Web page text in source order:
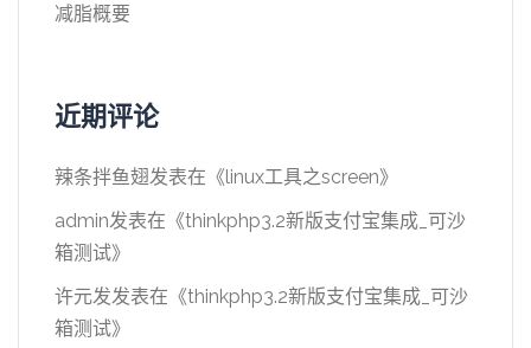
减脂概要
近期评论
辣条拌鱼翅发表在《linux工具之screen》
admin发表在《thinkphp3.2新版支付宝集成_可沙
箱测试》
许元发发表在《thinkphp3.2新版支付宝集成_可沙
箱测试》